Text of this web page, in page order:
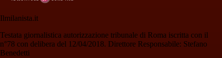
Ilmilanista.it
Testata giornalistica autorizzazione tribunale di Roma iscritta con il
n°78 con delibera del 12/04/2018. Direttore Responsabile: Stefano
Benedetti